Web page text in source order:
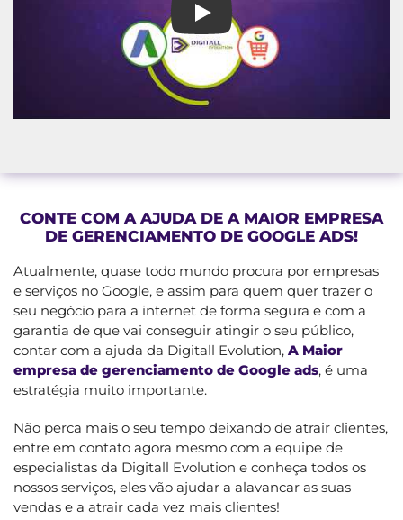
A Maior Empresa de
CONTE COM A AJUDA DE A MAIOR EMPRESA
DE GERENCIAMENTO DE GOOGLE ADS!
Atualmente, quase todo mundo procura por empresas
e serviços no Google, e assim para quem quer trazer o
seu negócio para a internet de forma segura e com a
garantia de que vai conseguir atingir o seu público,
contar com a ajuda da Digitall Evolution, A Maior
empresa de gerenciamento de Google ads, é uma
estratégia muito importante.
Não perca mais o seu tempo deixando de atrair clientes,
entre em contato agora mesmo com a equipe de
especialistas da Digitall Evolution e conheça todos os
nossos serviços, eles vão ajudar a alavancar as suas
vendas e a atrair cada vez mais clientes!